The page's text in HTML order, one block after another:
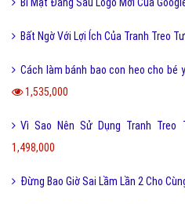
Bất Ngờ Với Lợi Ích Của Tranh Treo
Cách làm bánh bao con heo cho bé
1,535,000
Vì Sao Nên Sử Dụng Tranh Treo
1,498,000
Đừng Bao Giờ Sai Lầm Lần 2 Cho